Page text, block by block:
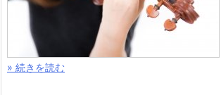
» 続きを読む